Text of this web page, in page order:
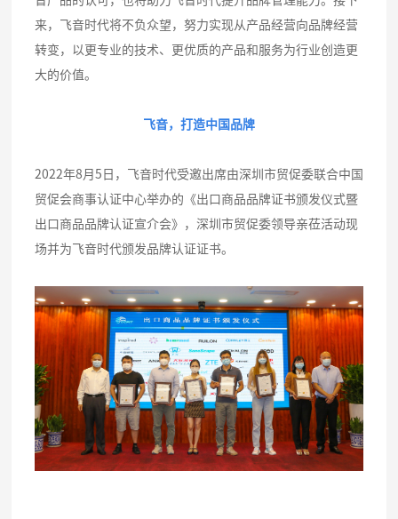
来，飞音时代将不负众望，努力实现从产品经营向品牌经营
转变，以更专业的技术、更优质的产品和服务为行业创造更
大的价值。
飞音，打造中国品牌
2022年8月5日，飞音时代受邀出席由深圳市贸促委联合中国
贸促会商事认证中心举办的《出口商品品牌证书颁发仪式暨
出口商品品牌认证宣介会》，深圳市贸促委领导亲莅活动现
场并为飞音时代颁发品牌认证证书。